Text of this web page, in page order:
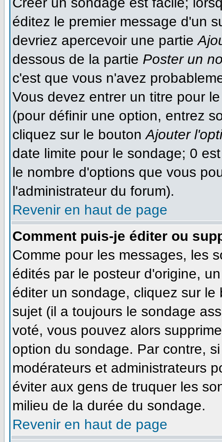
éditez le premier message d'un
devriez apercevoir une partie
dessous de la partie Poster un
c'est que vous n'avez
Vous devez entrer un titre pour
(pour définir une option, entrez
cliquez sur le boutonAjouter
date limite pour le sondage; 0
le nombre d'options que vous
l'administrateur du forum).
Revenir en haut de page
Comment puis-je éditer ou
Comme pour les messages, les
édités par le posteur d'origine,
éditer un sondage, cliquez sur
sujet (il a toujours le sondage
voté, vous pouvez alors
option du sondage. Par contre,
modérateurs et administrateurs
éviter aux gens de truquer les
milieu de la durée du sondage.
Revenir en haut de page